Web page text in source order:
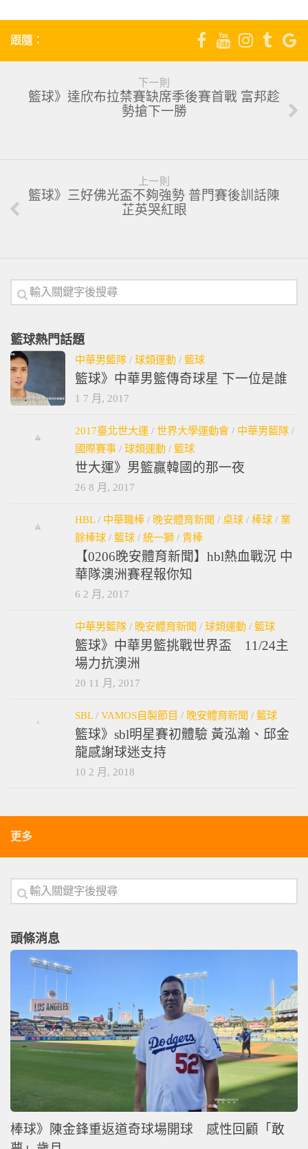
跟隨：
下一則
籃球》達欣布拉禁賽缺席季後賽首戰 富邦趁
勢搶下一勝
上一則
籃球》三好佛光盃不夠強勢 普門賽後訓話陳
芷英哭紅眼
籃球熱門話題
中華男籃隊 / 球類運動 / 籃球
籃球》中華男籃傳奇球星 下一位是誰
1 7 月, 2017
2017臺北世大運 / 世界大學運動會 / 中華男籃隊 /
國際賽事 / 球類運動 / 籃球
世大運》男籃贏韓國的那一夜
26 8 月, 2017
HBL/ 中華職棒 / 晚安體育新聞 / 桌球 / 棒球 / 業
餘棒球 / 籃球 / 統一獅 / 青棒
【0206晚安體育新聞】hbl熱血戰況 中
華隊澳洲賽程報你知
6 2 月, 2017
中華男籃隊 / 晚安體育新聞 / 球類運動 / 籃球
籃球》中華男籃挑戰世界盃 11/24主
場力抗澳洲
20 11 月, 2017
SBL/ VAMOS自製節目 / 晚安體育新聞 / 籃球
籃球》sbl明星賽初體驗 黃泓瀚、邱金
龍感謝球迷支持
10 2 月, 2018
更多
頭條消息
棒球》陳金鋒重返道奇球場開球 感性回顧「敢